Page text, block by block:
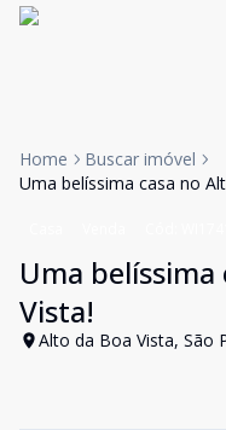
Home
Buscar imóvel
Uma belíssima casa no
Uma belíssima
Vista!
Alto da Boa Vista, São